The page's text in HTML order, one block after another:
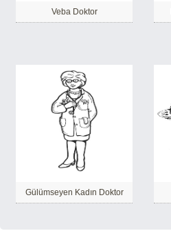
Veba Doktor
Gülümseyen Kadın Doktor